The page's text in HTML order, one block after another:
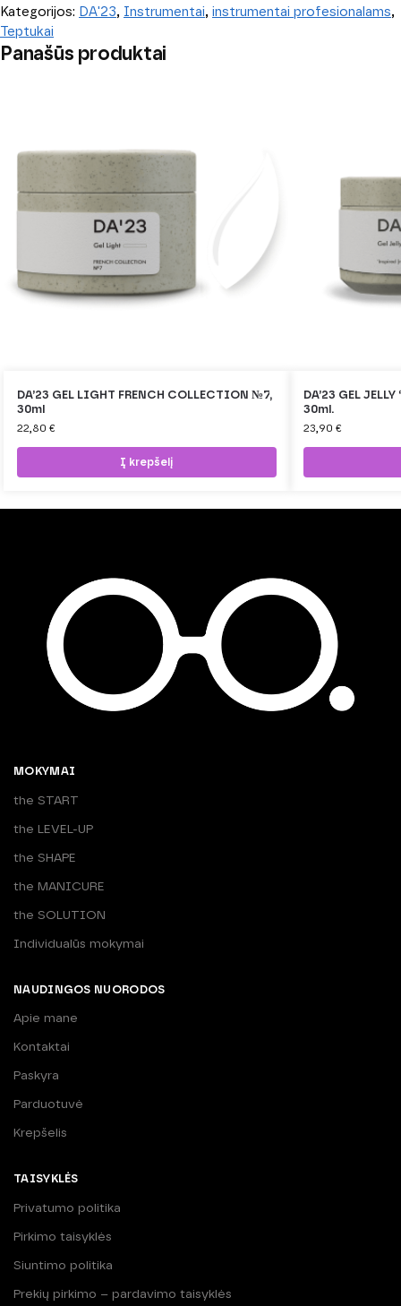
Kategorijos: DA'23, Instrumentai, instrumentai profesionalams,
Teptukai
Panašūs produktai
DA’23 GEL LIGHT FRENCH COLLECTION №7,
30ml
22,80 €
Į krepšelį
DA’23 GEL
30ml.
23,90 €
MOKYMAI
the START
the LEVEL-UP
the SHAPE
the MANICURE
the SOLUTION
Individualūs mokymai
NAUDINGOS NUORODOS
Apie mane
Kontaktai
Paskyra
Parduotuvė
Krepšelis
TAISYKLĖS
Privatumo politika
Pirkimo taisyklės
Siuntimo politika
Prekių pirkimo – pardavimo taisyklės